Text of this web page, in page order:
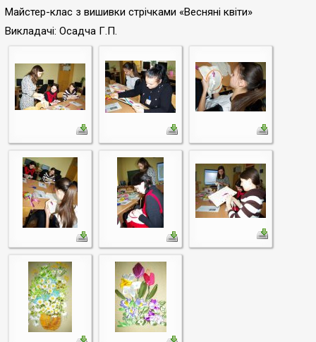
Майстер-клас з вишивки стрічками «Весняні квіти»
Викладачі: Осадча Г.П.